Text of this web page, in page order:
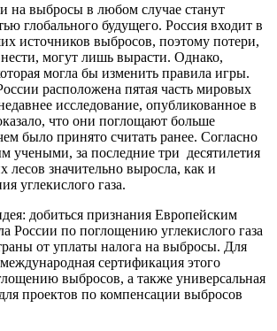
на выбросы в любом случае станут
глобального будущего. Россия входит в
источников выбросов, поэтому потери,
могут лишь вырасти. Однако,
могла бы изменить правила игры.
расположена пятая часть мировых
исследование, опубликованное в
что они поглощают больше
было принято считать ранее. Согласно
учеными, за последние три десятилетия
лесов значительно выросла, как и
углекислого газа.
добиться признания Европейским
России по поглощению углекислого газа
от уплаты налога на выбросы. Для
международная сертификация этого
выбросов, а также универсальная
проектов по компенсации выбросов